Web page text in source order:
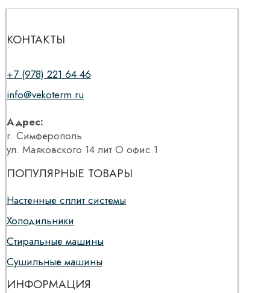
КОНТАКТЫ
+7 (978) 221 64 46
info@vekoterm.ru
Адрес:
г. Симферополь
ул. Маяковского 14 лит О офис 1
ПОПУЛЯРНЫЕ ТОВАРЫ
Настенные сплит системы
Холодильники
Стиральные машины
Сушильные машины
ИНФОРМАЦИЯ